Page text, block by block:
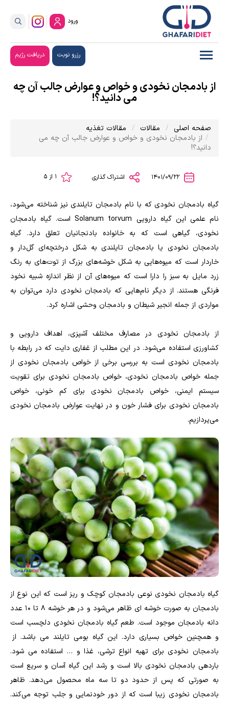
ورود
رزرو نوبت دریافت رژیم
از بادمجان نخودی و خواص و عوارض جالب آن چه
می دانید؟!
صفحه اصلی مقالات
مقالات تغذیه
از بادمجان نخودی و خواص و عوارض جالب آن چه می
دانید؟!
1401/09/22 اشتراک گذاری
گیاه بادمجان نخودی که با نام بادمجان تایلندی نیز شناخته می‌شود،
نام علمی این گیاه دارویی Solanum torvum است. گیاه بادمجان
نخودی، گیاهی است که به خانواده بادنجانیان تعلق دارد. گیاه
بادمجان نخودی یا بادمجان تایلندی به شکل درختچه‌ای گل‌دار و
خاردار است که میوه‌هایی به شکل خوشه‌های بزرگ از توت‌های به رنگ
زرد مایل به سبز را دارا است که میوه‌های آن از نظر اندازه شبیه نخود
فرنگی هستند. از دیگر نام‌هایی که بادمجان نخودی دارد می‌توان به
مواردی از جمله انجیر شیطان و بادمجان وحشی اشاره کرد.
از بادمجان نخودی در مصارف مختلف آشپزی، اهداف دارویی و
کشاورزی استفاده می‌شود. در این مطلب از غفاری دایت که در رابطه با
بادمجان نخودی است به بررسی برخی از خواص بادمجان نخودی از
جمله خواص بادمجان نخودی، خواص بادمجان نخودی برای تقویت
سیستم ایمنی، خواص بادمجان نخودی برای کم خونی، خواص
بادمجان نخودی برای فشار خون و در نهایت عوارض بادمجان نخودی
می‌پردازیم.
گیاه بادمجان نخودی نوعی بادمجان کوچک و ریز است که این نوع از
بادمجان به صورت خوشه ای ظاهر می‌شود و در هر خوشه ۸ تا ۱۰ عدد
دانه بادمجان موجود است. طعم گیاه بادمجان نخودی دلچسب است
و همچنین خواص بسیاری دارد. این گیاه بومی تایلند می باشد. از
بادمجان نخودی برای تهیه انواع ترشی، غذا و … استفاده می شود.
باردهی بادمجان نخودی بالا است و رشد این گیاه آسان و سریع است
به صورتی که پس از حدود دو تا سه ماه محصول می‌دهد. ظاهر
بادمجان نخودی زیبا است که از دور خودنمایی و جلب توجه می‌کند.